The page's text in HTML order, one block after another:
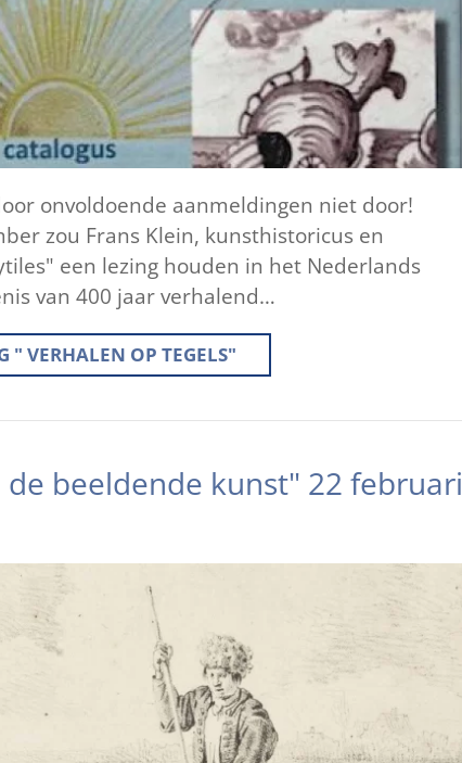
onvoldoende aanmeldingen niet door!
zou Frans Klein, kunsthistoricus en
een lezing houden in het Nederlands
van 400 jaar verhalend…
" VERHALEN OP TEGELS"
de beeldende kunst" 22 februari